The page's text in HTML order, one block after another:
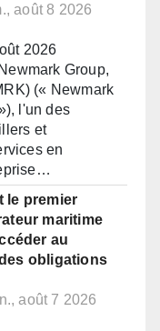
août 8 2026
2026
Group,
(« Newmark
l'un des
et
en
le premier
maritime
au
obligations
août 7 2026